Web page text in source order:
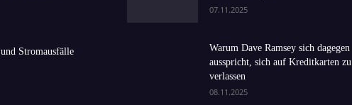
Stromausfälle
07.11.2025
Warum Dave Ramsey sich dagegen
ausspricht, sich auf Kreditkarten zu
verlassen
08.11.2025